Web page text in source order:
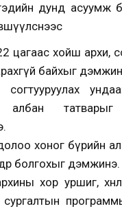
дунд асуумж
цагаас хойш архи,
байхыг
албан татварыг
хоног бүрийн
болгохыг дэмжинэ.
хор уршиг,
программын